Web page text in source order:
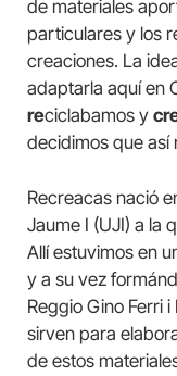
de materiales
particulares y los
creaciones. La
adaptarla aquí en
reciclabamos y
decidimos que así
Recreacas nació
Jaume I (UJI) a la
Allí estuvimos en
y a su vez
Reggio Gino Ferri
sirven para
de estos